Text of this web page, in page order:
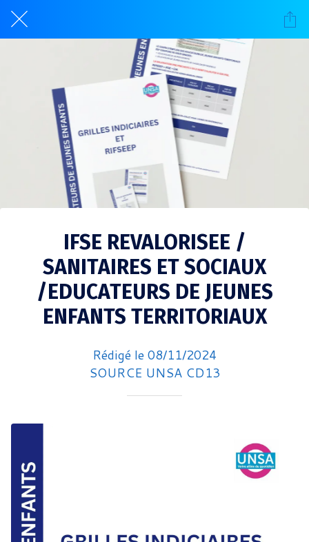
IFSE REVALORISEE /
SANITAIRES ET SOCIAUX
/EDUCATEURS DE JEUNES
ENFANTS TERRITORIAUX
Rédigé le 08/11/2024
SOURCE UNSA CD13